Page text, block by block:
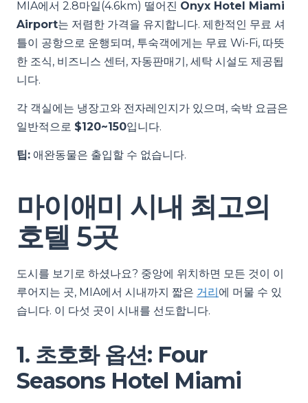
MIA에서 2.8마일(4.6km) 떨어진 Onyx Hotel Miami
Airport는 저렴한 가격을 유지합니다. 제한적인 무료 셔
틀이 공항으로 운행되며, 투숙객에게는 무료 Wi-Fi, 따뜻
한 조식, 비즈니스 센터, 자동판매기, 세탁 시설도 제공됩
니다.
각 객실에는 냉장고와 전자레인지가 있으며, 숙박 요금은
일반적으로 $120~150입니다.
팁: 애완동물은 출입할 수 없습니다.
마이애미 시내 최고의
호텔 5곳
도시를 보기로 하셨나요? 중앙에 위치하면 모든 것이 이
루어지는 곳, MIA에서 시내까지 짧은 거리에 머물 수 있
습니다. 이 다섯 곳이 시내를 선도합니다.
1. 초호화 옵션: Four
Seasons Hotel Miami